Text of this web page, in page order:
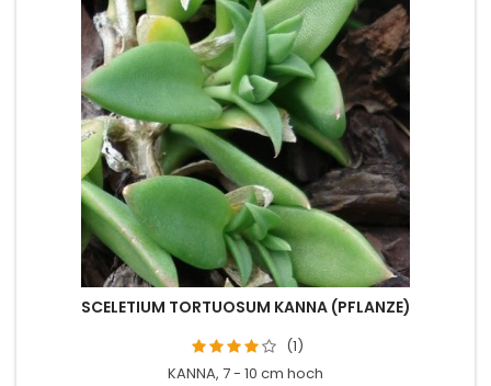
SCELETIUM TORTUOSUM KANNA (PFLANZE)
(1)
KANNA, 7 - 10 cm hoch